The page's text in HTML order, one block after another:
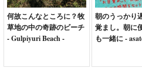
何故こんなところに？牧
草地の中の奇跡のビーチ
- Gulpiyuri Beach -
朝のうっかり
覚まし。朝に
も一緒に -